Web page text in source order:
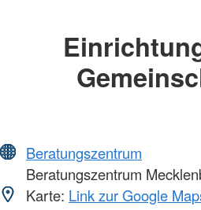
Beratungszentrum
Beratungszentrum
Karte: Link zur Google